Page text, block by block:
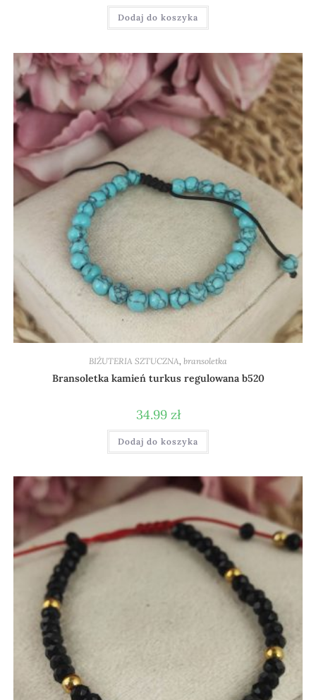
Dodaj do koszyka
BIŻUTERIA SZTUCZNA bransoletka
Bransoletka kamień turkus regulowana b520
34.99 zł
Dodaj do koszyka